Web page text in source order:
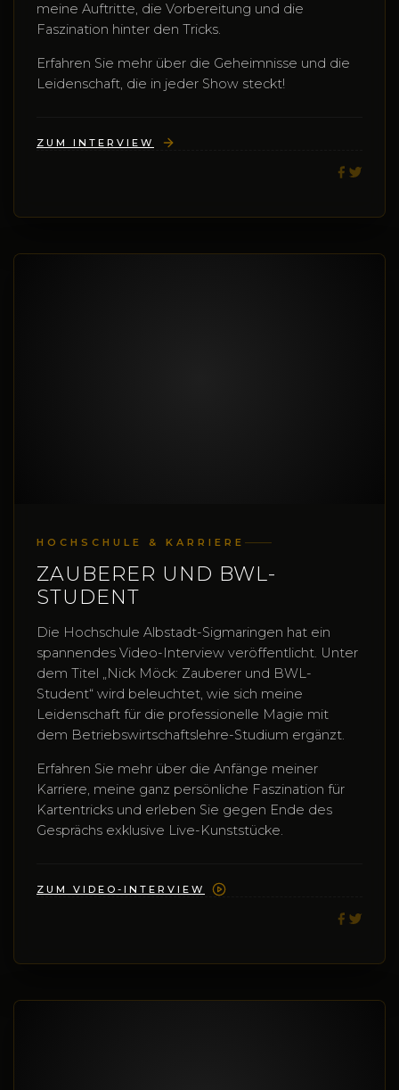
meine Auftritte, die Vorbereitung und die
Faszination hinter den Tricks.
Erfahren Sie mehr über die Geheimnisse und die
Leidenschaft, die in jeder Show steckt!
ZUM INTERVIEW
HOCHSCHULE & KARRIERE
ZAUBERER UND BWL-
STUDENT
Die Hochschule Albstadt-Sigmaringen hat ein
spannendes Video-Interview veröffentlicht. Unter
dem Titel „Nick Möck: Zauberer und BWL-
Student“ wird beleuchtet, wie sich meine
Leidenschaft für die professionelle Magie mit
dem Betriebswirtschaftslehre-Studium ergänzt.
Erfahren Sie mehr über die Anfänge meiner
Karriere, meine ganz persönliche Faszination für
Kartentricks und erleben Sie gegen Ende des
Gesprächs exklusive Live-Kunststücke.
ZUM VIDEO-INTERVIEW